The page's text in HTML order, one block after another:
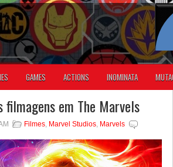
GAMES ACTIONS INOMINATA
filmagens em The Marvels
Filmes, Marvel Studios, Marvels